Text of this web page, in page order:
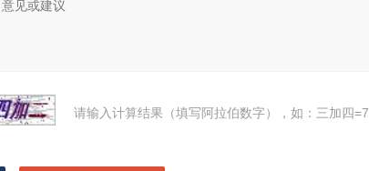
请输入计算结果（填写阿拉伯数字），如：三加四=7